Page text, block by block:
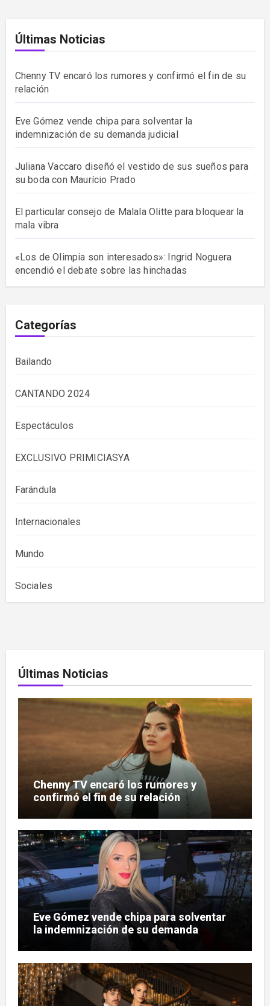
Últimas Noticias
Chenny TV encaró los rumores y confirmó el fin de su
relación
Eve Gómez vende chipa para solventar la
indemnización de su demanda judicial
Juliana Vaccaro diseñó el vestido de sus sueños para
su boda con Maurício Prado
El particular consejo de Malala Olitte para bloquear la
mala vibra
«Los de Olimpia son interesados»: Ingrid Noguera
encendió el debate sobre las hinchadas
Categorías
Bailando
CANTANDO 2024
Espectáculos
EXCLUSIVO PRIMICIASYA
Farándula
Internacionales
Mundo
Sociales
Últimas Noticias
Chenny TV encaró los rumores y
confirmó el fin de su relación
Eve Gómez vende chipa para solventar
la indemnización de su demanda